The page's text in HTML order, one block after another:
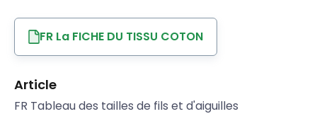
FR La FICHE DU TISSU COTON
Article
FR Tableau des tailles de fils et d'aiguilles